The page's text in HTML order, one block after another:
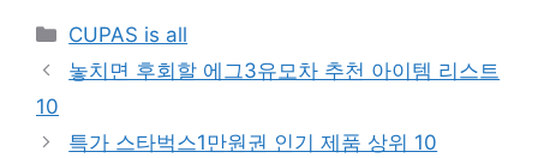
Categories
CUPAS is all
놓치면 후회할 에그3유모차 추천 아이템 리스트
10
특가 스타벅스1만원권 인기 제품 상위 10